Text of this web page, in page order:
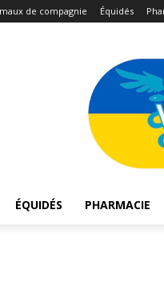
de compagnie Équidés
ÉQUIDÉS PHARMACIE